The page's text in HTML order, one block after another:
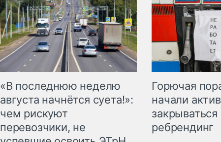
«В последнюю неделю
августа начнётся суета!»:
чем рискуют
перевозчики, не
Горючая
начали
ребрендинг